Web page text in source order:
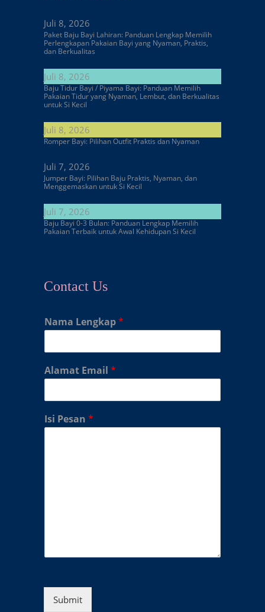
Juli 8, 2026
Paket Baju Bayi Lahiran: Panduan Lengkap Memilih
Perlengkapan Pakaian Bayi yang Nyaman, Praktis,
dan Berkualitas
Juli 8, 2026
Baju Tidur Bayi / Piyama Bayi: Panduan Memilih
Pakaian Tidur yang Nyaman, Lembut, dan Berkualitas
untuk Si Kecil
Juli 8, 2026
Romper Bayi: Pilihan Outfit Praktis dan Nyaman
Juli 7, 2026
Jumper Bayi: Pilihan Baju Praktis, Nyaman, dan
Menggemaskan untuk Si Kecil
Juli 7, 2026
Baju Bayi 0-3 Bulan: Panduan Lengkap Memilih
Pakaian Terbaik untuk Awal Kehidupan Si Kecil
Contact Us
Nama Lengkap*
Alamat Email *
Isi Pesan *
Submit